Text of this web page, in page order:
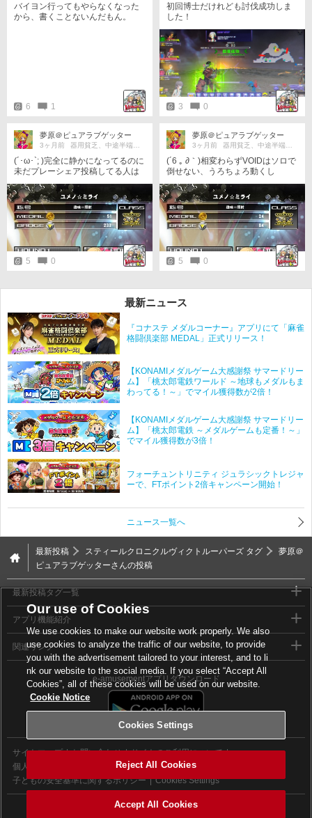
バイヨン行ってもやらなくなった
から、書くことないんだもん。
6 1
初回博士だけれども討伐成功しま
した！
3 0
夢原＠ピュアラブゲッター
3ヶ月前 器用貧乏、中途半端こそ万能なり
(´･ω･`; )完全に静かになってるのに
未だプレーシェア投稿してる人は
俺だけ バイヨンは配置は変わって
おらず、ただちょっとボヤけてる
ような(それは元からか)
5 0
夢原＠ピュアラブゲッター
3ヶ月前 器用貧乏、中途半端こそ万能なり
(´6 ｡ ∂｀)相変わらずVOIDはソロで
倒せない、うろちょろ動くし
5 0
最新ニュース
『コナステ メダルコーナー』アプリにて「麻雀
格闘倶楽部 MEDAL」正式リリース！
【KONAMIメダルゲーム大感謝祭 サマードリー
ム】「桃太郎電鉄ワールド ～地球もメダルもま
わってる！～」でマイル獲得数が2倍！
【KONAMIメダルゲーム大感謝祭 サマードリー
ム】「桃太郎電鉄 ～メダルゲームも定番！～」
でマイル獲得数が3倍！
フォーチュントリニティ ジュラシックトレジャ
ーで、FTポイント2倍キャンペーン開始！
ニュース一覧へ
最新投稿 スティールクロニクルヴィクトルーパーズ タグ
夢原＠
ピュアラブゲッターさんの投稿
最新投稿タグ一覧
アプリ機能紹介
関連リンク
e-amusementアプリダウンロード
サイトマップ お問い合わせ
サイトのご利用について
個人情報等保護方針
外部送信について
子どもの安全基準に関するポリシー
Cookies Settings
©2026 Konami Digital Entertainment
Our use of Cookies
We use cookies to make our website work properly. We also
use cookies to analyze the traffic of our website, to provide
you with the advertisement tailored to your interest, and to li
nk our website to the social media. If you select “Accept All
Cookies”, all of these cookies will be used on our website.
Cookie Notice
Cookies Settings
Reject All Cookies
Accept All Cookies